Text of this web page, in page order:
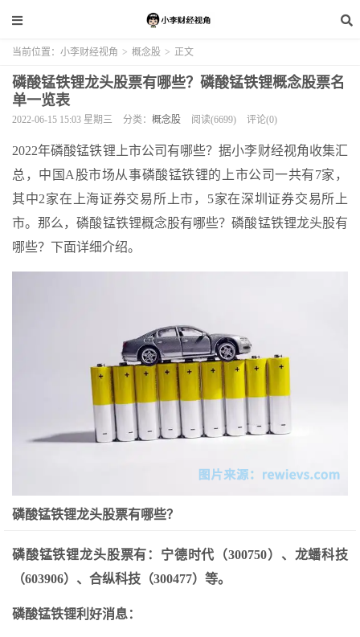
当前位置： 小李财经视角 > 概念股 > 正文
磷酸锰铁锂龙头股票有哪些？磷酸锰铁锂概念股票名
单一览表
2022-06-15 15:03 星期三 分类： 概念股 阅读(6699) 评论(0)
2022年磷酸锰铁锂上市公司有哪些？据小李财经视角收集汇
总，中国A股市场从事磷酸锰铁锂的上市公司一共有7家，
其中2家在上海证券交易所上市，5家在深圳证券交易所上
市。那么，磷酸锰铁锂概念股有哪些？磷酸锰铁锂龙头股有
哪些？下面详细介绍。
磷酸锰铁锂龙头股票有哪些？
磷酸锰铁锂龙头股票有：宁德时代（300750）、龙蟠科技
（603906）、合纵科技（300477）等。
磷酸锰铁锂利好消息：